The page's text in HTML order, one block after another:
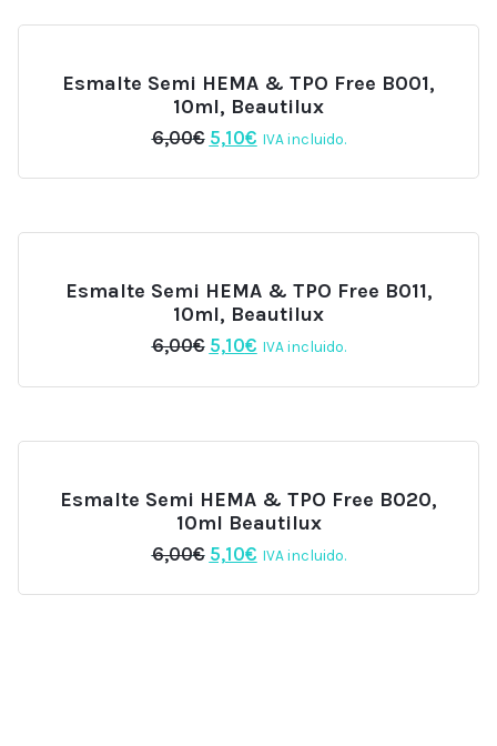
Esmalte Semi HEMA & TPO Free B001,
10ml, Beautilux
6,00€ El
original
5,10€El
actual
IVA incluido.
Esmalte Semi HEMA & TPO Free B011,
10ml, Beautilux
6,00€ El
original
5,10€El
actual
IVA incluido.
Esmalte Semi HEMA & TPO Free B020,
10ml Beautilux
6,00€ El
original
5,10€El
actual
IVA incluido.